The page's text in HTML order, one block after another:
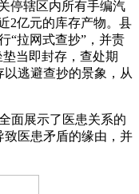
辖区内所有手编汽
2亿元的库存产物。县
“拉网式查抄”，并责
当即封存，查处期
逃避查抄的景象，从
展示了医患关系的
医患矛盾的缘由，并